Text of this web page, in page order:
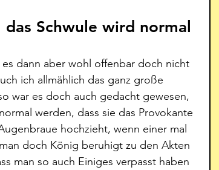
Schwule wird normal
dann aber wohl offenbar doch nicht
ich allmählich das ganz große
war es doch auch gedacht gewesen,
werden, dass sie das Provokante
hochzieht, wenn einer mal
doch König beruhigt zu den Akten
man so auch Einiges verpasst haben